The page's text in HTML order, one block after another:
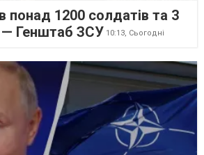
понад 1200 солдатів та 3
Генштаб ЗСУ 10:13, Сьогодні